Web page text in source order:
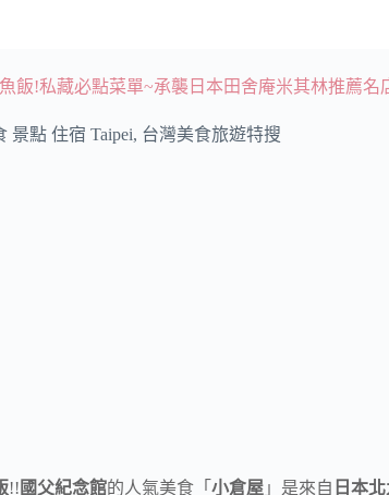
飯!私藏必點菜單~承襲日本田舍庵米其林推薦名
景點 住宿 Taipei, 台灣美食旅遊特搜
!! 國父紀念館的人氣美食「 小倉屋 」是來自 日本北